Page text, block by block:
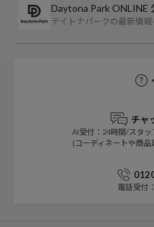
Daytona Park ONLINE
デイトナパークの最新情報
チャ
AI受付：24時間/スタ
(コーディネートや商
電話受付